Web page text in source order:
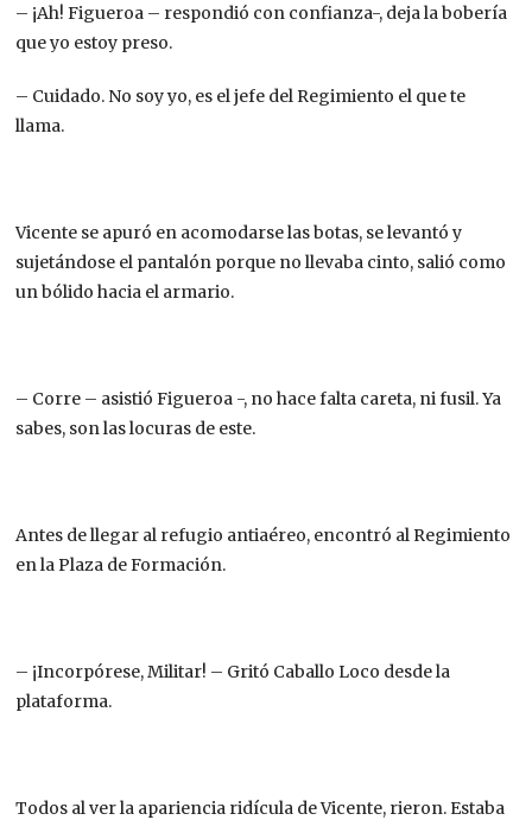
– ¡Ah! Figueroa – respondió con confianza-, deja la bobería
que yo estoy preso.
– Cuidado. No soy yo, es el jefe del Regimiento el que te
llama.
Vicente se apuró en acomodarse las botas, se levantó y
sujetándose el pantalón porque no llevaba cinto, salió como
un bólido hacia el armario.
– Corre – asistió Figueroa -, no hace falta careta, ni fusil. Ya
sabes, son las locuras de este.
Antes de llegar al refugio antiaéreo, encontró al Regimiento
en la Plaza de Formación.
– ¡Incorpórese, Militar! – Gritó Caballo Loco desde la
plataforma.
Todos al ver la apariencia ridícula de Vicente, rieron. Estaba